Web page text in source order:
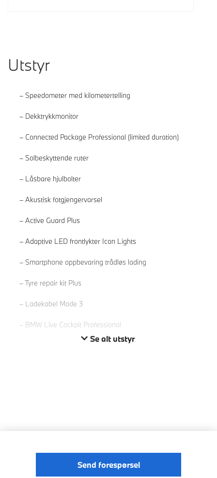
Utstyr
Speedometer med kilometertelling
Dekktrykkmonitor
Connected Package Professional (limited duration)
Solbeskyttende ruter
Låsbare hjulbolter
Akustisk fotgjengervarsel
Active Guard Plus
Adaptive LED frontlykter Icon Lights
Smartphone oppbevaring trådløs lading
Tyre repair kit Plus
Ladekabel Mode 3
BMW Live Cockpit Professional
Se alt utstyr
Les mer
Send forespørsel